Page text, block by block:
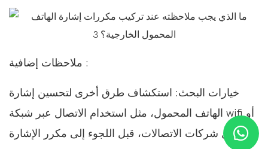
ملاحظات إضافية :
خيارات البحث: استكشاف طرق أخرى لتحسين إشارة
الهاتف المحمول، مثل استخدام الاتصال عبر شبكة wifi أو
تبديل شركات الاتصالات، قبل اللجوء إلى مكرر الإشارة.